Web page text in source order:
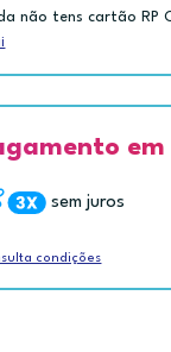
não tens cartão RP
sem juros
condições